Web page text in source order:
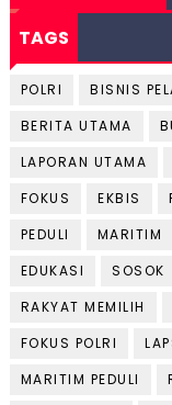
TAGS
POLRI BISNIS
BERITA UTAMA
LAPORAN UTAMA
FOKUS
EKBIS
PEDULI
MARITIM
EDUKASI
SOSOK
RAKYAT MEMILIH
FOKUS POLRI
MARITIM PEDULI